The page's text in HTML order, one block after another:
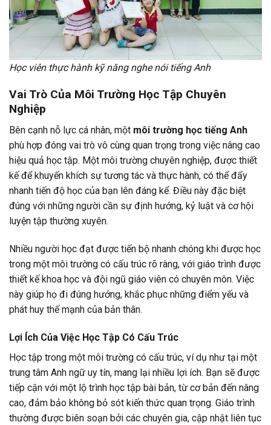
Học viên thực hành kỹ năng nghe nói tiếng Anh
Vai Trò Của Môi Trường Học Tập Chuyên
Nghiệp
Bên cạnh nỗ lực cá nhân, một môi trường học tiếng Anh
phù hợp đóng vai trò vô cùng quan trọng trong việc nâng cao
hiệu quả học tập. Một môi trường chuyên nghiệp, được thiết
kế để khuyến khích sự tương tác và thực hành, có thể đẩy
nhanh tiến độ học của bạn lên đáng kể. Điều này đặc biệt
đúng với những người cần sự định hướng, kỷ luật và cơ hội
luyện tập thường xuyên.
Nhiều người học đạt được tiến bộ nhanh chóng khi được học
trong một môi trường có cấu trúc rõ ràng, với giáo trình được
thiết kế khoa học và đội ngũ giáo viên có chuyên môn. Việc
này giúp họ đi đúng hướng, khắc phục những điểm yếu và
phát huy thế mạnh của bản thân.
Lợi Ích Của Việc Học Tập Có Cấu Trúc
Học tập trong một môi trường có cấu trúc, ví dụ như tại một
trung tâm Anh ngữ uy tín, mang lại nhiều lợi ích. Bạn sẽ được
tiếp cận với một lộ trình học tập bài bản, từ cơ bản đến nâng
cao, đảm bảo không bỏ sót kiến thức quan trọng. Giáo trình
thường được biên soạn bởi các chuyên gia, cập nhật liên tục